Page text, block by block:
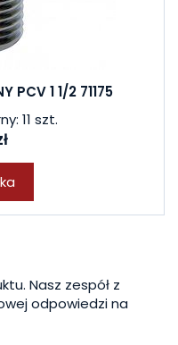
PCV 1 1/2 71175
11 szt.
Nasz zespół z
odpowiedzi na